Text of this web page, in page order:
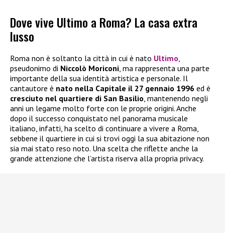
Dove vive Ultimo a Roma? La casa extra
lusso
Roma non è soltanto la città in cui è nato Ultimo
pseudonimo di Niccolò Moriconi , ma rappresenta una parte
importante della sua identità artistica e personale. Il
cantautore è nato nella Capitale il 27 gennaio 1996 ed è
cresciuto nel quartiere di San Basilio , mantenendo negli
anni un legame molto forte con le proprie origini. Anche
dopo il successo conquistato nel panorama musicale
italiano, infatti, ha scelto di continuare a vivere a Roma,
sebbene il quartiere in cui si trovi oggi la sua abitazione non
sia mai stato reso noto. Una scelta che riflette anche la
grande attenzione che l’artista riserva alla propria privacy.